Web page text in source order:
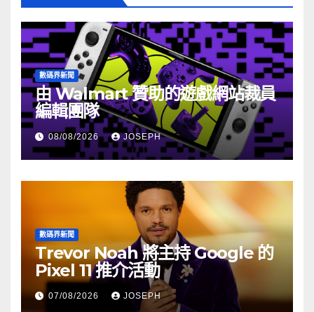
數碼界新聞
由 Walmart 贊助的遊戲網站裁員
編輯團隊
08/08/2026 JOSEPH
數碼界新聞
Trevor Noah 將主持 Google 的
Pixel 11 推介活動
07/08/2026 JOSEPH